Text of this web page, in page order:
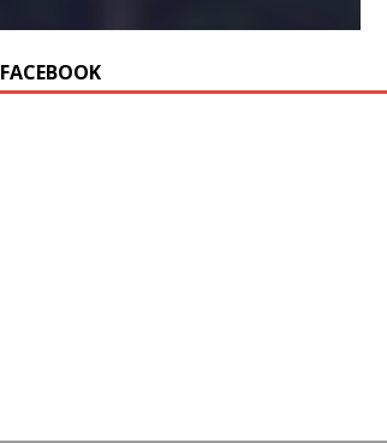
FACEBOOK